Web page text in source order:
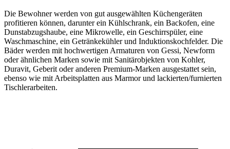
Die Bewohner werden von gut ausgewählten Küchengeräten
profitieren können, darunter ein Kühlschrank, ein Backofen, eine
Dunstabzugshaube, eine Mikrowelle, ein Geschirrspüler, eine
Waschmaschine, ein Getränkekühler und Induktionskochfelder. Die
Bäder werden mit hochwertigen Armaturen von Gessi, Newform
oder ähnlichen Marken sowie mit Sanitärobjekten von Kohler,
Duravit, Geberit oder anderen Premium-Marken ausgestattet sein,
ebenso wie mit Arbeitsplatten aus Marmor und lackierten/furnierten
Tischlerarbeiten.